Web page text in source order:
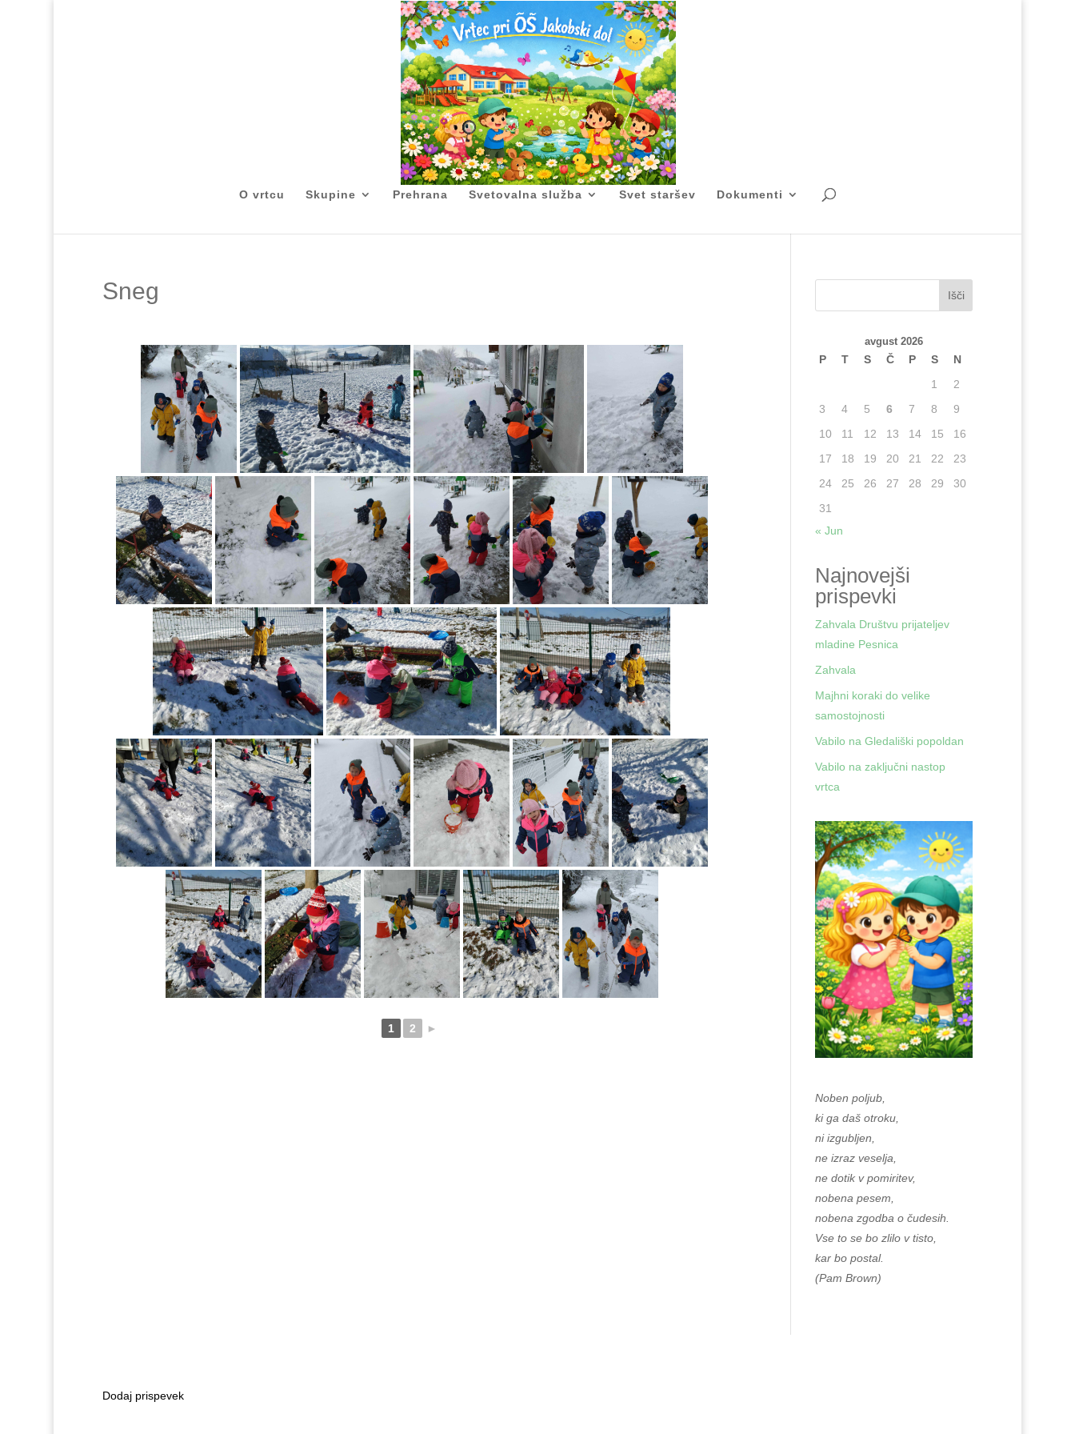
O vrtcu Skupine Prehrana Svetovalna služba Svet staršev Dokumenti
Sneg
1 2 ►
Išči
avgust 2026
P T S Č P S
N
1
2
3
4 5 6 7 8
9
10
11 12 13 14 15
16
17
18 19 20 21 22
23
24
25 26 27 28 29
30
31
« Jun
Najnovejši
prispevki
Zahvala Društvu prijateljev
mladine Pesnica
Zahvala
Majhni koraki do velike
samostojnosti
Vabilo na Gledališki popoldan
Vabilo na zaključni nastop
vrtca
Noben poljub,
ki ga daš otroku,
ni izgubljen,
ne izraz veselja,
ne dotik v pomiritev,
nobena pesem,
nobena zgodba o čudesih.
Vse to se bo zlilo v tisto,
kar bo postal.
(Pam Brown)
Dodaj prispevek